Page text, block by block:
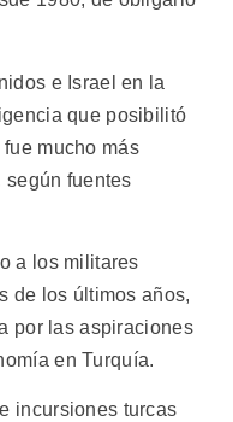
e Israel en la
que posibilitó
mucho más
fuentes
a los militares
de los últimos años,
por las aspiraciones
en Turquía.
incursiones turcas